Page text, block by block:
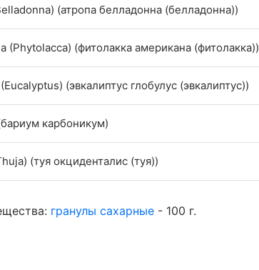
(атропа белладонна (белладонна))
(Phytolacca) (фитолакка американа (фитолакка))
(эвкалиптус глобулус (эвкалиптус))
карбоникум)
(туя окциденталис (туя))
гранулы сахарные - 100 г.